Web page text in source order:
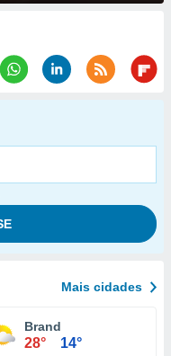
Mais cidades
Brand
28° 14°